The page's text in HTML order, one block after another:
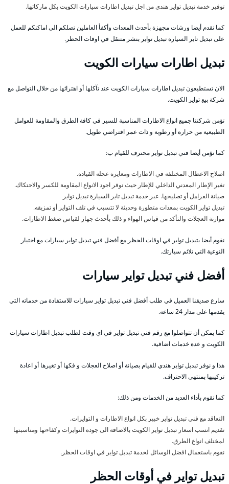
توفير خدمة تبديل تواير هندي من اجل تبديل اطارات سيارات الكويت بكل ماركاتها.
كما نقدم أيضا ورشات مجهزة بأحدث المعدات وأكفأ العاملين تصلكم الى اماكنكم للعمل
على تبديل تاير السيارة تبديل تواير بنشر متنقل في اوقات الحظر.
تبديل اطارات سيارات الكويت
الان تستطيعون تبديل اطارات سيارات الكويت عند تآكلها أو اهترائها من خلال التواصل مع
شركة بيع تواير الكويت.
تؤمن شركتنا جميع انواع الاطارات المناسبة للسير في كافة الطرق والمقاومة للعوامل
الطبيعية من حرارة أو رطوبة و ذات عمر افتراضي طويل.
كما نؤمن أيضا فني تبديل تواير محترف للقيام ب:
اصلاح الاعطال المختلفة في الاطارات ومعايرة عجلة القيادة.
تغير الإطار المعدني الداخلي للإطار حيث نوفر اجود الانواع المقاومة للكسر والاحتكاك.
صيانة الفرامل أو تصليحها. عبر خدمة تبديل تاير السيارة تبديل تواير
تبديل تواير الكويت بمعدات متطورة وحديثة لا تتسبب في تلف التواير أو تمزيقه.
موازنة العجلات والتأكد من قياس الهواء و ذلك بأحدث جهاز لقياس ضغط الاطارات.
نقوم أيضا بتبديل تواير في اوقات الحظر مع أفضل فني تبديل تواير سيارات مع اختيار
النوعية التي تلائم سيارتك.
أفضل فني تبديل تواير سيارات
سارع صديقنا العميل في طلب أفضل فني تبديل تواير سيارات للاستفادة من خدماته التي
يقدمها على مدار 24 ساعة.
كما يمكن أن تتواصلوا مع رقم فني تبديل تواير في اي وقت لطلب تبديل اطارات سيارات
الكويت و عدة خدمات اضافية.
هذا و نوفر تبديل تواير هندي للقيام بصيانة أو اصلاح العجلات و فكها أو تغيرها أو اعادة
تركيبها بمنتهى الاحتراف.
كما نقوم بأداء العديد من الخدمات ومن ذلك:
التعاقد مع فني تبديل تواير خبير بكل انواع الاطارات و التوايرات.
تقديم انسب اسعار تبديل تواير الكويت بالاضافة الى جودة التوايرات وكفاءتها ومناسبتها
لمختلف انواع الطرق.
نقوم باستعمال افضل الوسائل لخدمة تبديل تواير في اوقات الحظر.
تبديل تواير في أوقات الحظر